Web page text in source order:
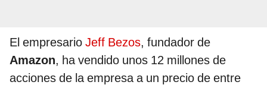
El empresario Jeff Bezos, fundador de
Amazon, ha vendido unos 12 millones de
acciones de la empresa a un precio de entre